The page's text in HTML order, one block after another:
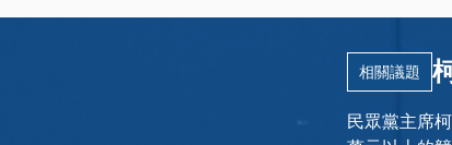
相關議題
民眾黨主席